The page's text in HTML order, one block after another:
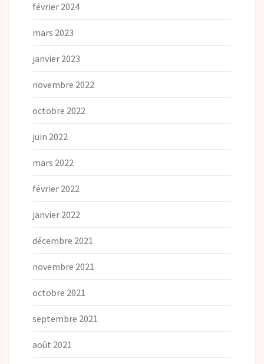
février 2024
mars 2023
janvier 2023
novembre 2022
octobre 2022
juin 2022
mars 2022
février 2022
janvier 2022
décembre 2021
novembre 2021
octobre 2021
septembre 2021
août 2021